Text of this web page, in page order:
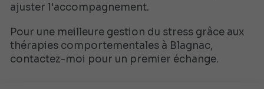
ajuster l'accompagnement.
Pour une meilleure gestion du stress grâce aux
thérapies comportementales à Blagnac,
contactez-moi pour un premier échange.